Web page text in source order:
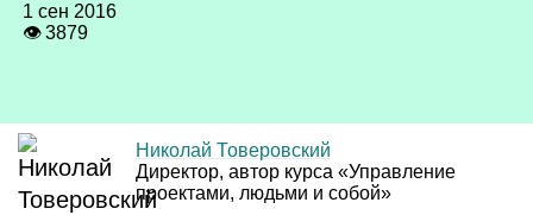
1 сен 2016
👁 3879
Николай Товеровский
Директор, автор курса «Управление
проектами, людьми и собой»